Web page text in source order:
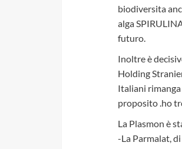
biodiversita
alga
futuro.
Inoltre è
Holding
Italiani rimanga
proposito .ho
La Plasmon è
-La Parmalat,